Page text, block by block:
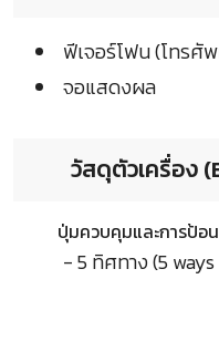
ฟีเจอร์โฟน (โทรศั
จอแสดงผล
วัสดุตัวเครื่อง
ปุ่มควบคุมและการป้อ
- 5 ทิศทาง (5